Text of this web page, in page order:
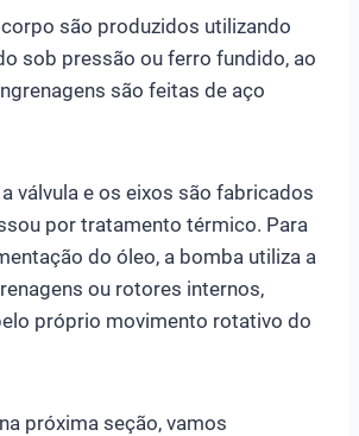
são produzidos utilizando
sob pressão ou ferro fundido, ao
são feitas de aço
válvula e os eixos são fabricados
por tratamento térmico. Para
do óleo, a bomba utiliza a
ou rotores internos,
próprio movimento rotativo do
próxima seção, vamos